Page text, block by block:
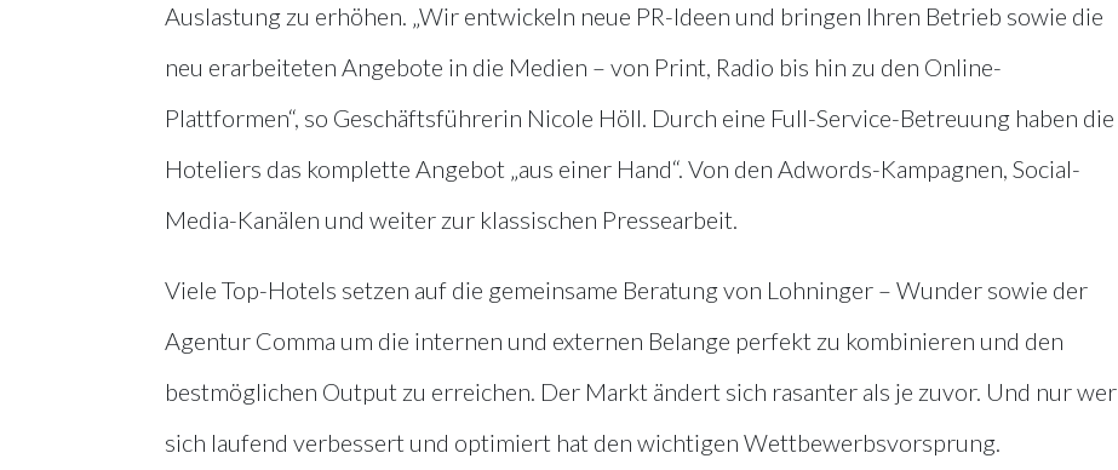
Auslastung zu erhöhen. „Wir entwickeln neue PR-Ideen und bringen Ihren Betrieb sowie die
neu erarbeiteten Angebote in die Medien – von Print, Radio bis hin zu den Online-
Plattformen“, so Geschäftsführerin Nicole Höll. Durch eine Full-Service-Betreuung haben die
Hoteliers das komplette Angebot „aus einer Hand“. Von den Adwords-Kampagnen, Social-
Media-Kanälen und weiter zur klassischen Pressearbeit.
Viele Top-Hotels setzen auf die gemeinsame Beratung von Lohninger – Wunder sowie der
Agentur Comma um die internen und externen Belange perfekt zu kombinieren und den
bestmöglichen Output zu erreichen. Der Markt ändert sich rasanter als je zuvor. Und nur wer
sich laufend verbessert und optimiert hat den wichtigen Wettbewerbsvorsprung.